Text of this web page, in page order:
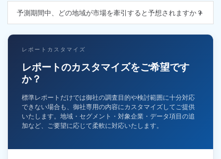
予測期間中、どの地域が市場を牽引すると予想されますか？
レポートカスタマイズ
レポートのカスタマイズをご希望です
か？
標準レポートだけでは御社の調査目的や検討範囲に十分対応
できない場合も、御社専用の内容にカスタマイズしてご提供
いたします。地域・セグメント・対象企業・データ項目の追
加など、ご要望に応じて柔軟に対応いたします。